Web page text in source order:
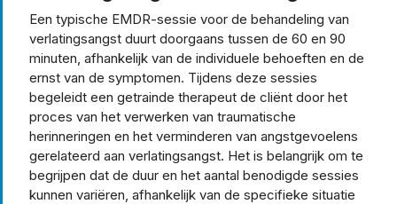
Een typische EMDR-sessie voor de behandeling van
verlatingsangst duurt doorgaans tussen de 60 en 90
minuten, afhankelijk van de individuele behoeften en de
ernst van de symptomen. Tijdens deze sessies
begeleidt een getrainde therapeut de cliënt door het
proces van het verwerken van traumatische
herinneringen en het verminderen van angstgevoelens
gerelateerd aan verlatingsangst. Het is belangrijk om te
begrijpen dat de duur en het aantal benodigde sessies
kunnen variëren, afhankelijk van de specifieke situatie